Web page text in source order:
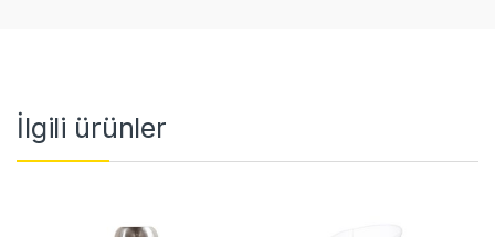
İlgili ürünler